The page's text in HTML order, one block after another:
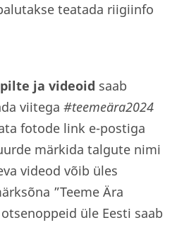
teatada riigiinfo
ja videoid saab
viitega #teemeära2024
fotode link e-postiga
märkida talgute nimi
videod võib üles
”Teeme Ära
üle Eesti saab